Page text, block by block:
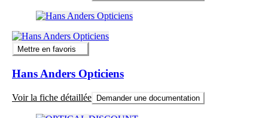
Mettre en favoris
Hans Anders Opticiens
Voir la fiche détaillée Demander une documentation